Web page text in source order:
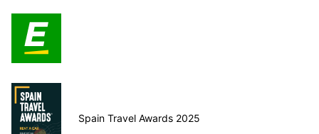
Spain Travel Awards 2025